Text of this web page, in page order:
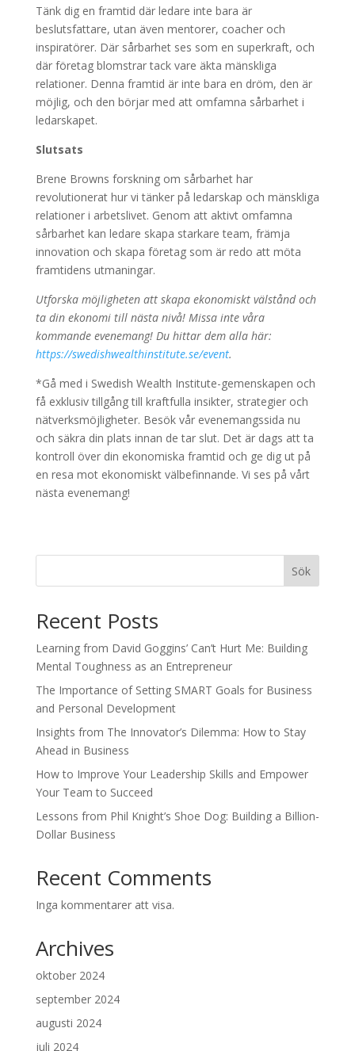
Tänk dig en framtid där ledare inte bara är
beslutsfattare, utan även mentorer, coacher och
inspiratörer. Där sårbarhet ses som en superkraft, och
där företag blomstrar tack vare äkta mänskliga
relationer. Denna framtid är inte bara en dröm, den är
möjlig, och den börjar med att omfamna sårbarhet i
ledarskapet.
Slutsats
Brene Browns forskning om sårbarhet har
revolutionerat hur vi tänker på ledarskap och mänskliga
relationer i arbetslivet. Genom att aktivt omfamna
sårbarhet kan ledare skapa starkare team, främja
innovation och skapa företag som är redo att möta
framtidens utmaningar.
Utforska möjligheten att skapa ekonomiskt välstånd och
ta din ekonomi till nästa nivå! Missa inte våra
kommande evenemang! Du hittar dem alla här:
https://swedishwealthinstitute.se/event.
*Gå med i Swedish Wealth Institute-gemenskapen och
få exklusiv tillgång till kraftfulla insikter, strategier och
nätverksmöjligheter. Besök vår evenemangssida nu
och säkra din plats innan de tar slut. Det är dags att ta
kontroll över din ekonomiska framtid och ge dig ut på
en resa mot ekonomiskt välbefinnande. Vi ses på vårt
nästa evenemang!
Sök
Recent Posts
Learning from David Goggins’ Can’t Hurt Me: Building
Mental Toughness as an Entrepreneur
The Importance of Setting SMART Goals for Business
and Personal Development
Insights from The Innovator’s Dilemma: How to Stay
Ahead in Business
How to Improve Your Leadership Skills and Empower
Your Team to Succeed
Lessons from Phil Knight’s Shoe Dog: Building a Billion-
Dollar Business
Recent Comments
Inga kommentarer att visa.
Archives
oktober 2024
september 2024
augusti 2024
juli 2024